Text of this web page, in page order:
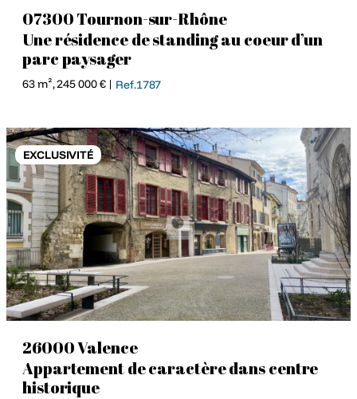
07300 Tournon-sur-Rhône
Une résidence de standing au coeur d’un
parc paysager
63 m², 245 000 € | Ref.1787
EXCLUSIVITÉ
26000 Valence
Appartement de caractère dans centre
historique